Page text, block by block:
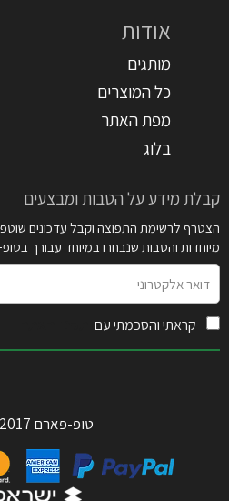
אודות
מותגים
כל המוצרים
מפת האתר
בלוג
קבלת מידע על הטבות ומבצעים
הצטרף לרשימת התפוצה וקבל עדכונים
מיוחדות והטבות שנבחרו במיוחד עבורך
אלקטרוני
קראתי והסכמתי עם
טופ-פארם 2017–2025.